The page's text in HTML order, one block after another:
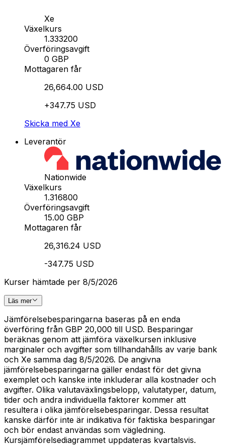
Xe
Växelkurs
1.333200
Överföringsavgift
0 GBP
Mottagaren får
26,664.00 USD
+347.75 USD
Skicka med Xe
Leverantör
Nationwide
Växelkurs
1.316800
Överföringsavgift
15.00 GBP
Mottagaren får
26,316.24 USD
-347.75 USD
Kurser hämtade per 8/5/2026
Läs mer
Jämförelsebesparingarna baseras på en enda
överföring från GBP 20,000 till USD. Besparingar
beräknas genom att jämföra växelkursen inklusive
marginaler och avgifter som tillhandahålls av varje bank
och Xe samma dag 8/5/2026. De angivna
jämförelsebesparingarna gäller endast för det givna
exemplet och kanske inte inkluderar alla kostnader och
avgifter. Olika valutaväxlingsbelopp, valutatyper, datum,
tider och andra individuella faktorer kommer att
resultera i olika jämförelsebesparingar. Dessa resultat
kanske därför inte är indikativa för faktiska besparingar
och bör endast användas som vägledning.
Kursjämförelsediagrammet uppdateras kvartalsvis.